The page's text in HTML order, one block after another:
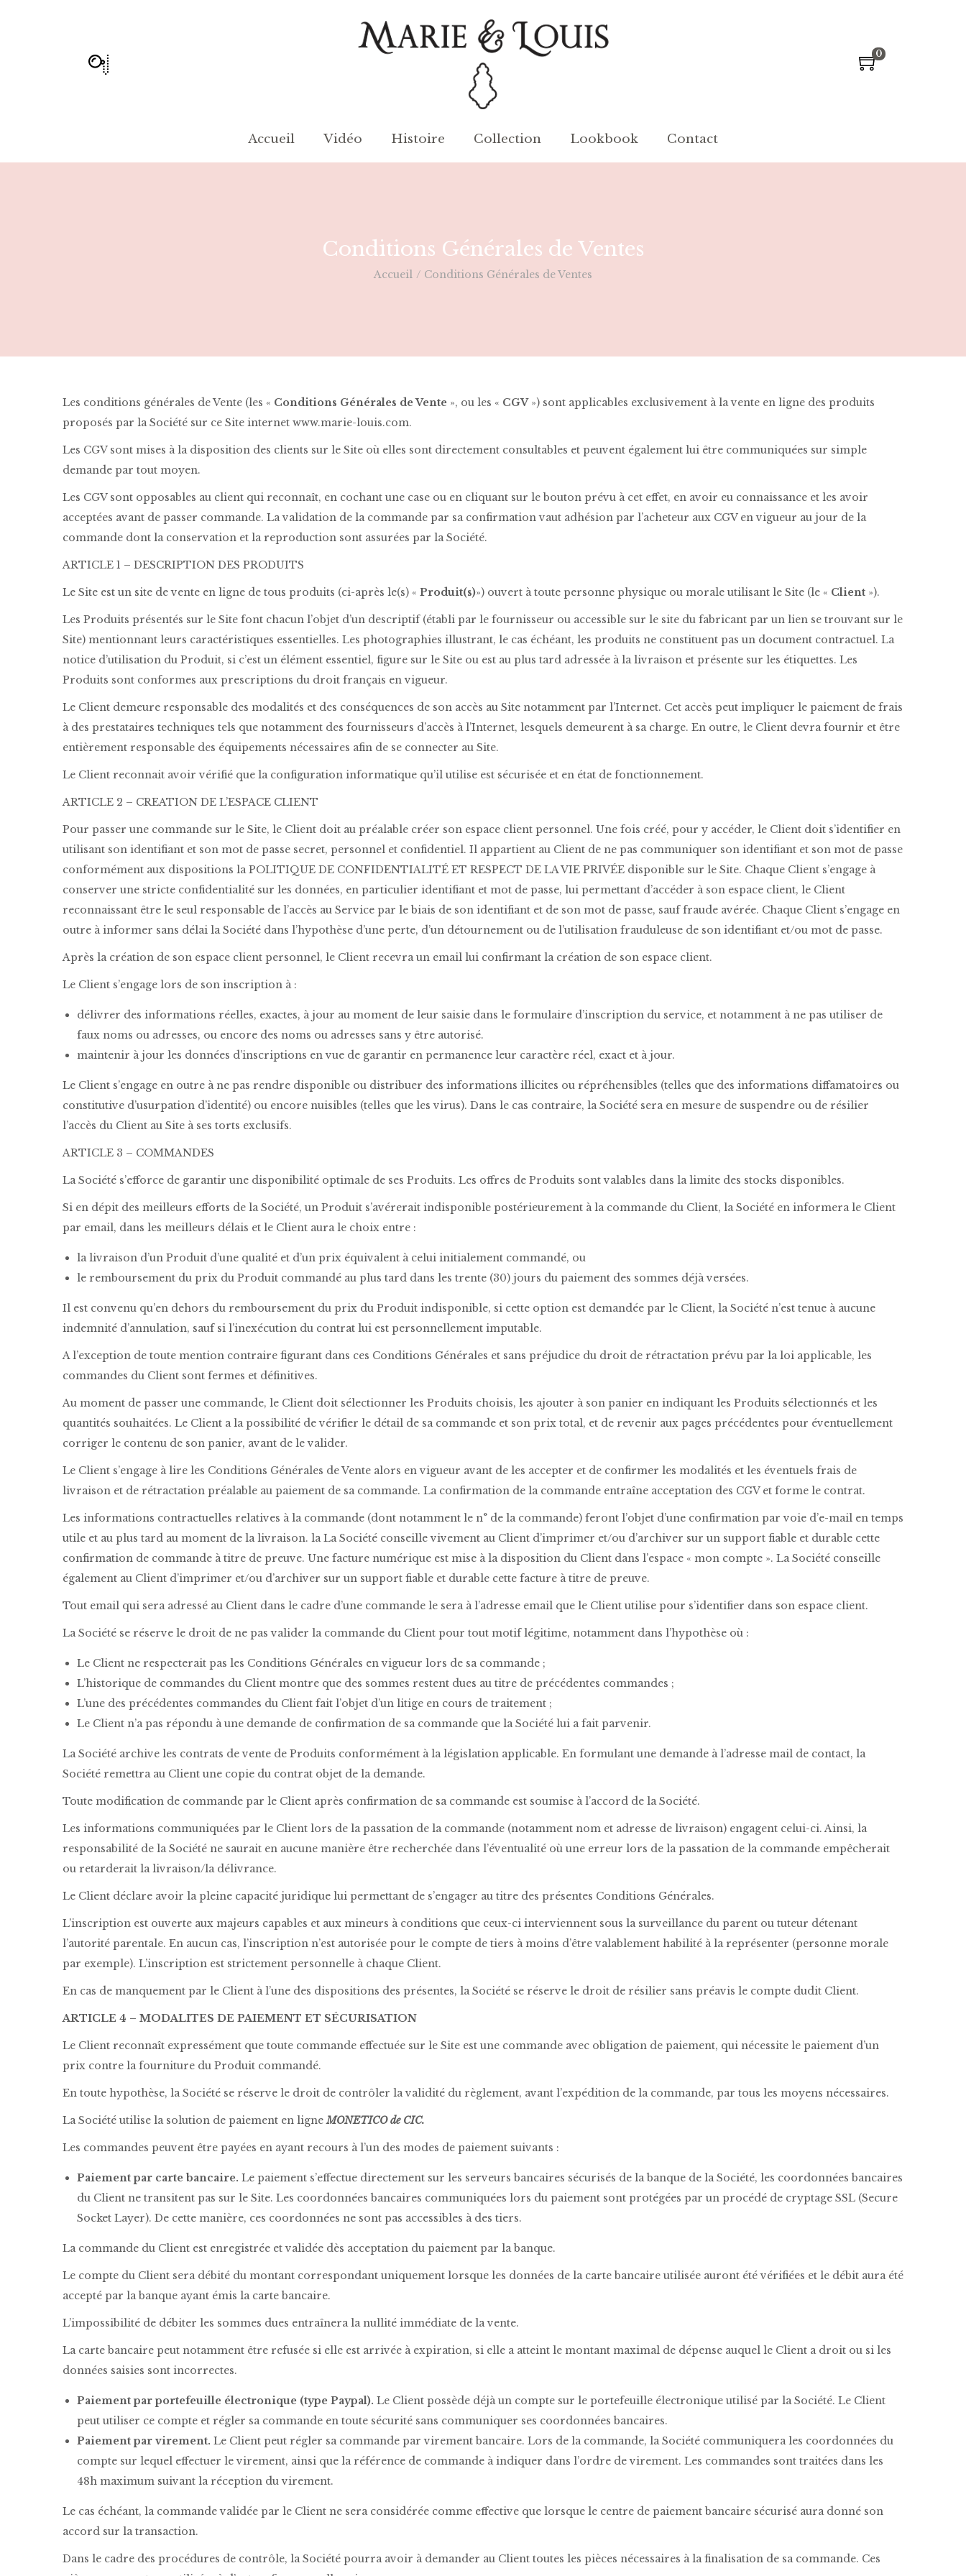
0
Accueil Vidéo Histoire Collection Lookbook Contact
Conditions Générales de Ventes
Accueil / Conditions Générales de Ventes
Les conditions générales de Vente (les « Conditions Générales de Vente », ou les « CGV») sont applicables exclusivement à la vente en ligne des produits
proposés par la Société sur ce Site internet www.marie-louis.com.
Les CGV sont mises à la disposition des clients sur le Site où elles sont directement consultables et peuvent également lui être communiquées sur simple
demande par tout moyen.
Les CGV sont opposables au client qui reconnaît, en cochant une case ou en cliquant sur le bouton prévu à cet effet, en avoir eu connaissance et les avoir
acceptées avant de passer commande. La validation de la commande par sa confirmation vaut adhésion par l’acheteur aux CGV en vigueur au jour de la
commande dont la conservation et la reproduction sont assurées par la Société.
ARTICLE 1 – DESCRIPTION DES PRODUITS
Le Site est un site de vente en ligne de tous produits (ci-après le(s) « Produit(s)») ouvert à toute personne physique ou morale utilisant le Site (le « Client »).
Les Produits présentés sur le Site font chacun l’objet d’un descriptif (établi par le fournisseur ou accessible sur le site du fabricant par un lien se trouvant sur le
Site) mentionnant leurs caractéristiques essentielles. Les photographies illustrant, le cas échéant, les produits ne constituent pas un document contractuel. La
notice d’utilisation du Produit, si c’est un élément essentiel, figure sur le Site ou est au plus tard adressée à la livraison et présente sur les étiquettes. Les
Produits sont conformes aux prescriptions du droit français en vigueur.
Le Client demeure responsable des modalités et des conséquences de son accès au Site notamment par l’Internet. Cet accès peut impliquer le paiement de frais
à des prestataires techniques tels que notamment des fournisseurs d’accès à l’Internet, lesquels demeurent à sa charge. En outre, le Client devra fournir et être
entièrement responsable des équipements nécessaires afin de se connecter au Site.
Le Client reconnait avoir vérifié que la configuration informatique qu’il utilise est sécurisée et en état de fonctionnement.
ARTICLE 2 – CREATION DE L’ESPACE CLIENT
Pour passer une commande sur le Site, le Client doit au préalable créer son espace client personnel. Une fois créé, pour y accéder, le Client doit s’identifier en
utilisant son identifiant et son mot de passe secret, personnel et confidentiel. Il appartient au Client de ne pas communiquer son identifiant et son mot de passe
conformément aux dispositions la POLITIQUE DE CONFIDENTIALITÉ ET RESPECT DE LA VIE PRIVÉE disponible sur le Site. Chaque Client s’engage à
conserver une stricte confidentialité sur les données, en particulier identifiant et mot de passe, lui permettant d’accéder à son espace client, le Client
reconnaissant être le seul responsable de l’accès au Service par le biais de son identifiant et de son mot de passe, sauf fraude avérée. Chaque Client s’engage en
outre à informer sans délai la Société dans l’hypothèse d’une perte, d’un détournement ou de l’utilisation frauduleuse de son identifiant et/ou mot de passe.
Après la création de son espace client personnel, le Client recevra un email lui confirmant la création de son espace client.
Le Client s’engage lors de son inscription à :
délivrer des informations réelles, exactes, à jour au moment de leur saisie dans le formulaire d’inscription du service, et notamment à ne pas utiliser de
faux noms ou adresses, ou encore des noms ou adresses sans y être autorisé.
maintenir à jour les données d’inscriptions en vue de garantir en permanence leur caractère réel, exact et à jour.
Le Client s’engage en outre à ne pas rendre disponible ou distribuer des informations illicites ou répréhensibles (telles que des informations diffamatoires ou
constitutive d’usurpation d’identité) ou encore nuisibles (telles que les virus). Dans le cas contraire, la Société sera en mesure de suspendre ou de résilier
l’accès du Client au Site à ses torts exclusifs.
ARTICLE 3 – COMMANDES
La Société s’efforce de garantir une disponibilité optimale de ses Produits. Les offres de Produits sont valables dans la limite des stocks disponibles.
Si en dépit des meilleurs efforts de la Société, un Produit s’avérerait indisponible postérieurement à la commande du Client, la Société en informera le Client
par email, dans les meilleurs délais et le Client aura le choix entre :
la livraison d’un Produit d’une qualité et d’un prix équivalent à celui initialement commandé, ou
le remboursement du prix du Produit commandé au plus tard dans les trente (30) jours du paiement des sommes déjà versées.
Il est convenu qu’en dehors du remboursement du prix du Produit indisponible, si cette option est demandée par le Client, la Société n’est tenue à aucune
indemnité d’annulation, sauf si l’inexécution du contrat lui est personnellement imputable.
A l’exception de toute mention contraire figurant dans ces Conditions Générales et sans préjudice du droit de rétractation prévu par la loi applicable, les
commandes du Client sont fermes et définitives.
Au moment de passer une commande, le Client doit sélectionner les Produits choisis, les ajouter à son panier en indiquant les Produits sélectionnés et les
quantités souhaitées. Le Client a la possibilité de vérifier le détail de sa commande et son prix total, et de revenir aux pages précédentes pour éventuellement
corriger le contenu de son panier, avant de le valider.
Le Client s’engage à lire les Conditions Générales de Vente alors en vigueur avant de les accepter et de confirmer les modalités et les éventuels frais de
livraison et de rétractation préalable au paiement de sa commande. La confirmation de la commande entraîne acceptation des CGV et forme le contrat.
Les informations contractuelles relatives à la commande (dont notamment le n° de la commande) feront l’objet d’une confirmation par voie d’e-mail en temps
utile et au plus tard au moment de la livraison. la La Société conseille vivement au Client d’imprimer et/ou d’archiver sur un support fiable et durable cette
confirmation de commande à titre de preuve. Une facture numérique est mise à la disposition du Client dans l’espace « mon compte ». La Société conseille
également au Client d’imprimer et/ou d’archiver sur un support fiable et durable cette facture à titre de preuve.
Tout email qui sera adressé au Client dans le cadre d’une commande le sera à l’adresse email que le Client utilise pour s’identifier dans son espace client.
La Société se réserve le droit de ne pas valider la commande du Client pour tout motif légitime, notamment dans l’hypothèse où :
Le Client ne respecterait pas les Conditions Générales en vigueur lors de sa commande ;
L’historique de commandes du Client montre que des sommes restent dues au titre de précédentes commandes ;
L’une des précédentes commandes du Client fait l’objet d’un litige en cours de traitement ;
Le Client n’a pas répondu à une demande de confirmation de sa commande que la Société lui a fait parvenir.
La Société archive les contrats de vente de Produits conformément à la législation applicable. En formulant une demande à l’adresse mail de contact, la
Société remettra au Client une copie du contrat objet de la demande.
Toute modification de commande par le Client après confirmation de sa commande est soumise à l’accord de la Société.
Les informations communiquées par le Client lors de la passation de la commande (notamment nom et adresse de livraison) engagent celui-ci. Ainsi, la
responsabilité de la Société ne saurait en aucune manière être recherchée dans l’éventualité où une erreur lors de la passation de la commande empêcherait
ou retarderait la livraison/la délivrance.
Le Client déclare avoir la pleine capacité juridique lui permettant de s’engager au titre des présentes Conditions Générales.
L’inscription est ouverte aux majeurs capables et aux mineurs à conditions que ceux-ci interviennent sous la surveillance du parent ou tuteur détenant
l’autorité parentale. En aucun cas, l’inscription n’est autorisée pour le compte de tiers à moins d’être valablement habilité à la représenter (personne morale
par exemple). L’inscription est strictement personnelle à chaque Client.
En cas de manquement par le Client à l’une des dispositions des présentes, la Société se réserve le droit de résilier sans préavis le compte dudit Client.
ARTICLE 4 – MODALITES DE PAIEMENT ET SÉCURISATION
Le Client reconnaît expressément que toute commande effectuée sur le Site est une commande avec obligation de paiement, qui nécessite le paiement d’un
prix contre la fourniture du Produit commandé.
En toute hypothèse, la Société se réserve le droit de contrôler la validité du règlement, avant l’expédition de la commande, par tous les moyens nécessaires.
La Société utilise la solution de paiement en ligneMONETICO de CIC.
Les commandes peuvent être payées en ayant recours à l’un des modes de paiement suivants :
Paiement par carte bancaire. Le paiement s’effectue directement sur les serveurs bancaires sécurisés de la banque de la Société, les coordonnées bancaires
du Client ne transitent pas sur le Site. Les coordonnées bancaires communiquées lors du paiement sont protégées par un procédé de cryptage SSL (Secure
Socket Layer). De cette manière, ces coordonnées ne sont pas accessibles à des tiers.
La commande du Client est enregistrée et validée dès acceptation du paiement par la banque.
Le compte du Client sera débité du montant correspondant uniquement lorsque les données de la carte bancaire utilisée auront été vérifiées et le débit aura été
accepté par la banque ayant émis la carte bancaire.
L’impossibilité de débiter les sommes dues entraînera la nullité immédiate de la vente.
La carte bancaire peut notamment être refusée si elle est arrivée à expiration, si elle a atteint le montant maximal de dépense auquel le Client a droit ou si les
données saisies sont incorrectes.
Paiement par portefeuille électronique (type Paypal). Le Client possède déjà un compte sur le portefeuille électronique utilisé par la Société. Le Client
peut utiliser ce compte et régler sa commande en toute sécurité sans communiquer ses coordonnées bancaires.
Paiement par virement. Le Client peut régler sa commande par virement bancaire. Lors de la commande, la Société communiquera les coordonnées du
compte sur lequel effectuer le virement, ainsi que la référence de commande à indiquer dans l’ordre de virement. Les commandes sont traitées dans les
48h maximum suivant la réception du virement.
Le cas échéant, la commande validée par le Client ne sera considérée comme effective que lorsque le centre de paiement bancaire sécurisé aura donné son
accord sur la transaction.
Dans le cadre des procédures de contrôle, la Société pourra avoir à demander au Client toutes les pièces nécessaires à la finalisation de sa commande. Ces